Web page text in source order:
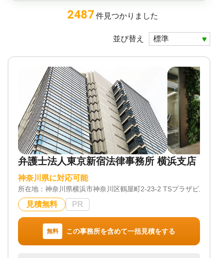
2487 件見つかりました
並び替え
弁護士法人東京新宿法律事務所 横浜支店
神奈川県に対応可能
所在地： 神奈川県横浜市神奈川区鶴屋町2-23-2 TSプラザビルデ
見積無料 PR
無料 この事務所を含めて一括見積をする